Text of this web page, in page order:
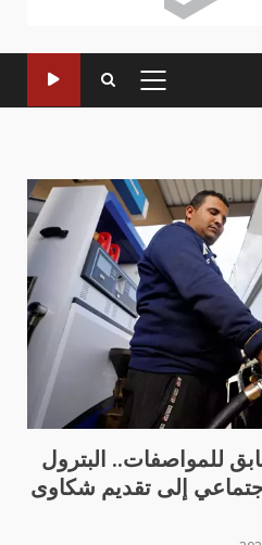
القائمة
الرئيسية
للمواصفات.. البترول
إلى تقديم شكاوى